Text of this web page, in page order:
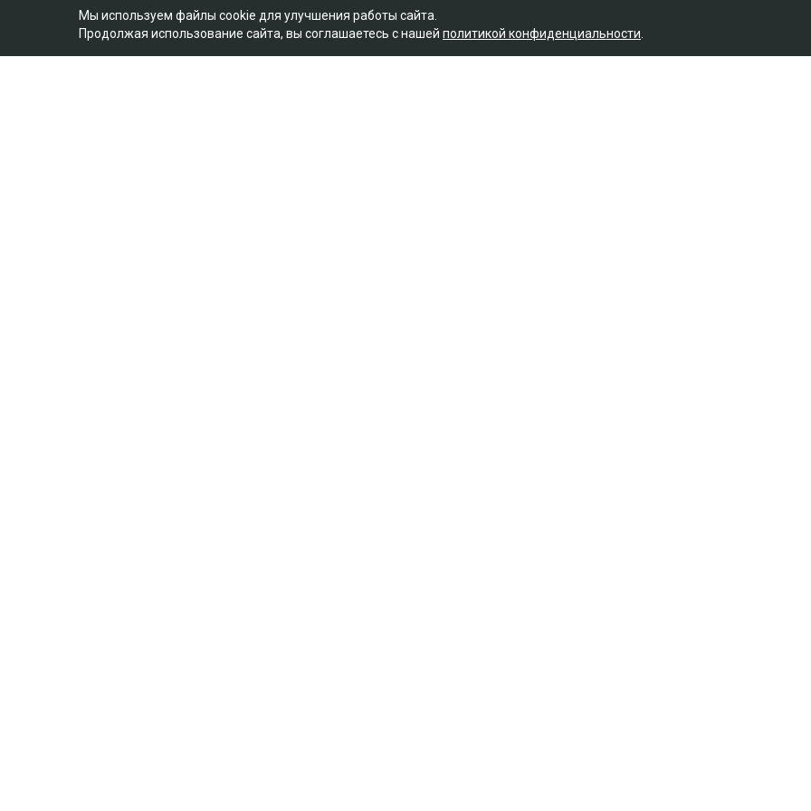
Мы используем файлы cookie для улучшения работы сайта.
Продолжая использование сайта, вы соглашаетесь с нашей политикой конфиденциальности